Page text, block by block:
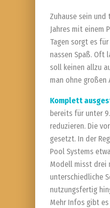
Zuhause sein
Jahres mit einem
Tagen sorgt es
nassen Spaß. Oft
soll keinen allzu
man ohne großen
Komplett
bereits für unter
reduzieren. Die
gesetzt. In der
Pool Systems
Modell misst drei
unterschiedliche
nutzungsfertig
Mehr Infos gibt